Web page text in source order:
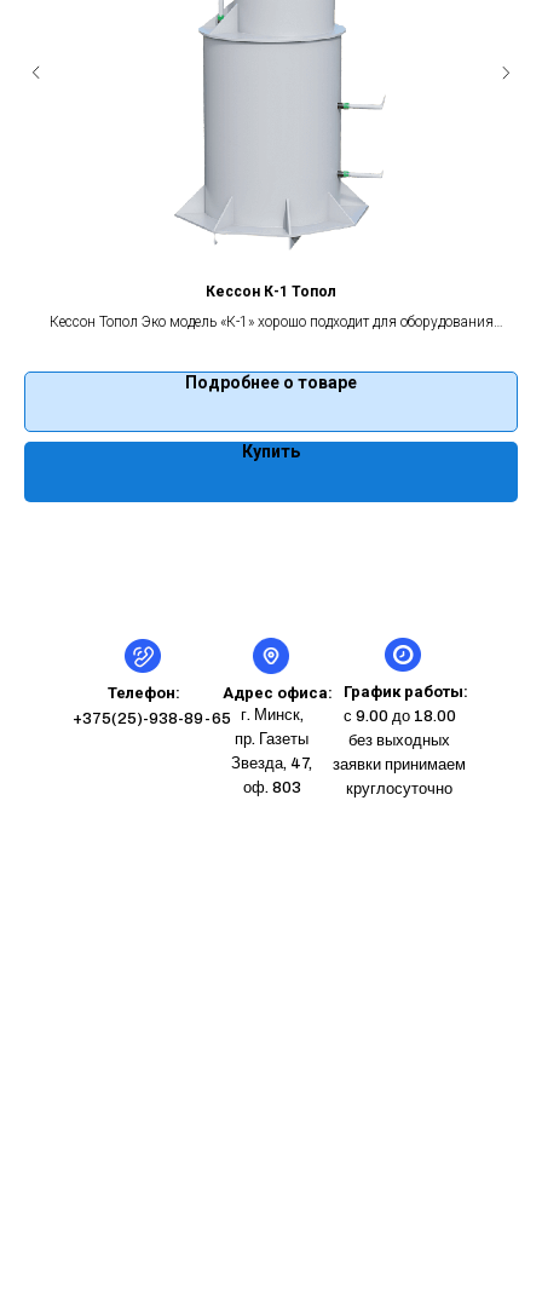
Кессон К-1 Топол
Кессон Топол Эко модель «К-1» хорошо подходит для оборудования
скважины от воздействия влаги, высоких или низких температур,
лет.
Подробнее о товаре
Купить
Адрес офиса:
г. Минск,
пр. Газеты
Звезда, 47,
оф. 803
Телефон: График работы:
+375(25)-938-89-65
с 9.00 до 18.00
без выходных
заявки принимаем
круглосуточно